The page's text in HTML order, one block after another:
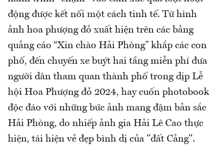
động được kết nối một cách tinh tế. Từ hình
ảnh hoa phượng đỏ xuất hiện trên các bảng
quảng cáo “Xin chào Hải Phòng” khắp các con
phố, đến chuyến xe buýt hai tầng miễn phí đưa
người dân tham quan thành phố trong dịp Lễ
hội Hoa Phượng đỏ 2024, hay cuốn photobook
độc đáo với những bức ảnh mang đậm bản sắc
Hải Phòng, do nhiếp ảnh gia Hải Lê Cao thực
hiện, tái hiện vẻ đẹp bình dị của "đất Cảng".